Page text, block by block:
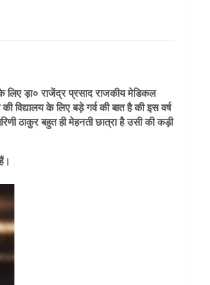
लिए ड़ा० राजेंद्र प्रसाद राजकीय मेडिकल
विद्यालय के लिए बड़े गर्व की बात है की इस वर्ष
ठाकुर बहुत ही मेहनती छात्रा है उसी की कड़ी